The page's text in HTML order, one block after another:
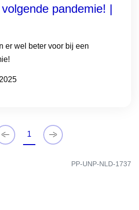
PP-UNP-NLD-1737